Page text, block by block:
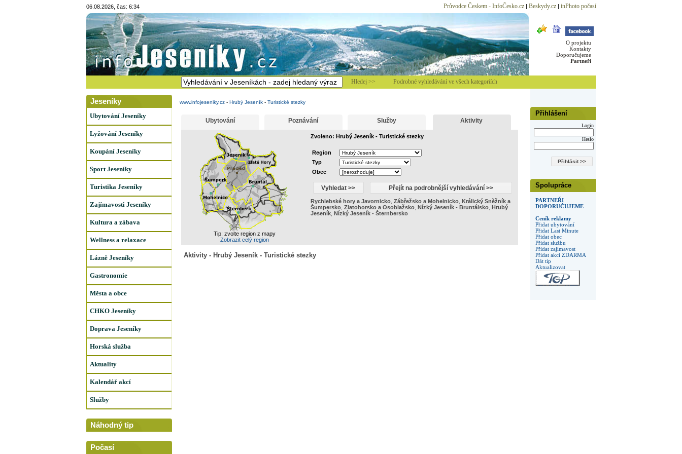
06.08.2026, čas: 6:34 Průvodce Českem - InfoČesko.cz| Beskydy.cz| inPhoto počasí
O projektu
Kontakty
Doporučujeme
Partneři
Hledej >> Podrobné vyhledávání ve všech kategoriích
Přihlášení
Login
Heslo
Spolupráce
PARTNEŘI
DOPORUČUJEME
Ceník reklamy
Přidat ubytování
Přidat Last Minute
Přidat obec
Přidat službu
Přidat zajímavost
Přidat akci ZDARMA
Dát tip
Aktualizovat
Jeseníky
Ubytování Jeseníky
Lyžování Jeseníky
Koupání Jeseníky
Sport Jeseníky
Turistika Jeseníky
Zajímavosti Jeseníky
Kultura a zábava
Wellness a relaxace
Lázně Jeseníky
Gastronomie
Města a obce
CHKO Jeseníky
Doprava Jeseníky
Horská služba
Aktuality
Kalendář akcí
Služby
Náhodný tip
Počasí
www.infojeseniky.cz- Hrubý Jeseník- Turistické stezky
Ubytování Poznávání Služby Aktivity
Tip: zvolte region z mapy
Zobrazit celý region
Zvoleno: Hrubý Jeseník - Turistické stezky
Region
Typ
Obec
Rychlebské hory a Javornicko, Zábřežsko a Mohelnicko, Králický Sněžník a
Šumpersko, Zlatohorsko a Osoblažsko, Nízký Jeseník - Bruntálsko, Hrubý
Jeseník, Nízký Jeseník - Šternbersko
Aktivity - Hrubý Jeseník - Turistické stezky